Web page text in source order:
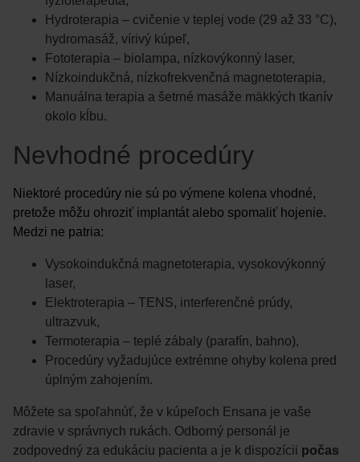
Hydroterapia – cvičenie v teplej vode (29 až 33 °C),
hydromasáž, vírivý kúpeľ,
Fototerapia – biolampa, nízkovýkonný laser,
Nízkoindukčná, nízkofrekvenčná magnetoterapia,
Manuálna terapia a šetrné masáže mäkkých tkanív
okolo kĺbu.
Nevhodné procedúry
Niektoré procedúry nie sú po výmene kolena vhodné,
pretože môžu ohroziť implantát alebo spomaliť hojenie.
Medzi ne patria:
Vysokoindukčná magnetoterapia, vysokovýkonný
laser,
Elektroterapia – TENS, interferenčné prúdy,
ultrazvuk,
Termoterapia – teplé zábaly (parafín, bahno),
Procedúry vyžadujúce extrémne ohyby kolena pred
úplným zahojením.
Môžete sa spoľahnúť, že v kúpeľoch Ensana je vaše
zdravie v správnych rukách. Odborný personál je
zodpovedný za edukáciu pacienta a je k dispozícii počas